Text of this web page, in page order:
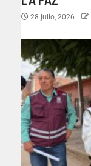
28 julio, 2026